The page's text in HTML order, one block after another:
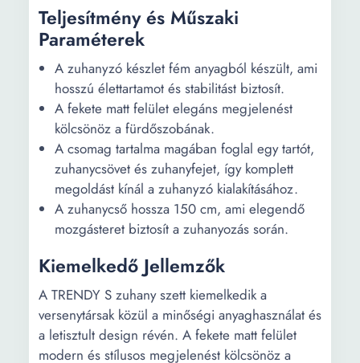
Teljesítmény és Műszaki
Paraméterek
A zuhanyzó készlet fém anyagból készült, ami
hosszú élettartamot és stabilitást biztosít.
A fekete matt felület elegáns megjelenést
kölcsönöz a fürdőszobának.
A csomag tartalma magában foglal egy tartót,
zuhanycsövet és zuhanyfejet, így komplett
megoldást kínál a zuhanyzó kialakításához.
A zuhanycső hossza 150 cm, ami elegendő
mozgásteret biztosít a zuhanyozás során.
Kiemelkedő Jellemzők
A TRENDY S zuhany szett kiemelkedik a
versenytársak közül a minőségi anyaghasználat és
a letisztult design révén. A fekete matt felület
modern és stílusos megjelenést kölcsönöz a